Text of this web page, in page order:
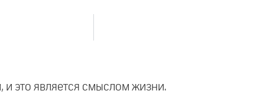
и это является смыслом жизни.